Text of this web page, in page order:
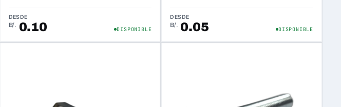
DESDE
B/. 0.10 DISPONIBLE
DESDE
B/. 0.05 DISPONIBLE